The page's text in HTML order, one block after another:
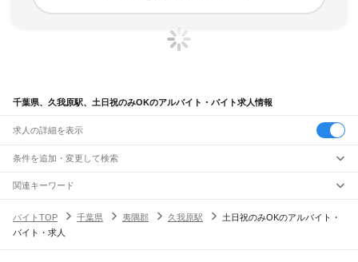
千葉県、久我原駅、土日祝のみOKのアルバイト・バイト求人情報
求人の詳細を表示
条件を追加・変更して検索
市区町村を追加・変更
千葉県すべて
千葉市
駅を追加・変更
職種を追加・変更
関連キーワード
バイトTOP
千葉県 夷隅郡 久我原駅
土日祝のみOKのアルバイト・
バイト・求人